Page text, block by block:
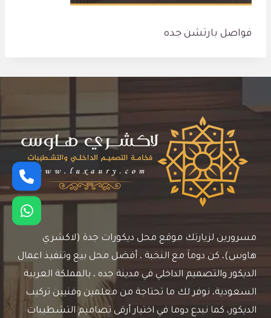
فواصل بارتشن جده
مسرورين لزيارتك موقع محل ديكورات جدة (لاكشري
هاوس)، كن دوماَ مع النخبة ، أفضل محل بيع وتنفيذ اعمال
الديكور والتصميم الداخلي في مدينة جده ، بالمملكة العربية
السعودية، نوفر لك ما تحتاجة من معلمين وفنيين تركيب
الديكور، كما نبدع دوما في اختيار أرقى تصاميم التشطيبات